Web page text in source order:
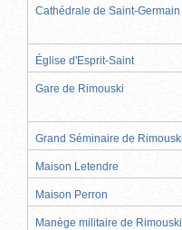
Cathédrale de Saint-Germain
Église d'Esprit-Saint
Gare de Rimouski
Grand Séminaire de Rimouski
Maison Letendre
Maison Perron
Manège militaire de Rimouski